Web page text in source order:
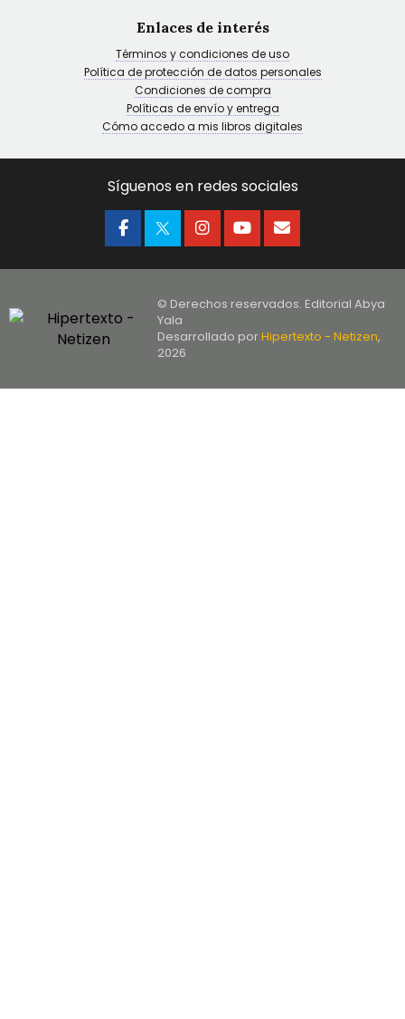
Enlaces de interés
Términos y condiciones de uso
Política de protección de datos personales
Condiciones de compra
Políticas de envío y entrega
Cómo accedo a mis libros digitales
Síguenos en redes sociales
© Derechos reservados. Editorial Abya
Yala
Desarrollado porHipertexto - Netizen,
2026